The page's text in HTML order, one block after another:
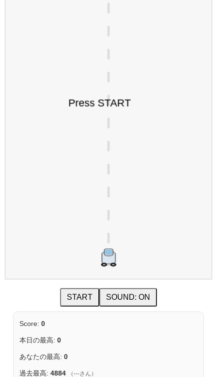
START SOUND: ON
Score:0
本日の最高:0
あなたの最高:0
過去最高:4884 （---さん）